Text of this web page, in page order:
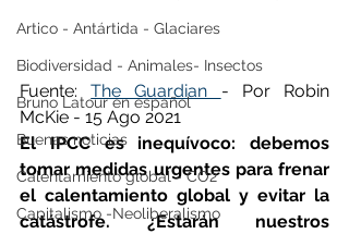
Artico - Antártida - Glaciares
Biodiversidad - Animales- Insectos
Bruno Latour en español
Buenas noticias
Calentamiento global - CO2
Capitalismo -Neoliberalismo
Fuente: The Guardian - Por Robin
McKie - 15 Ago 2021
El IPCC es inequívoco: debemos
tomar medidas urgentes para frenar
el calentamiento global y evitar la
catástrofe. ¿Estarán nuestros